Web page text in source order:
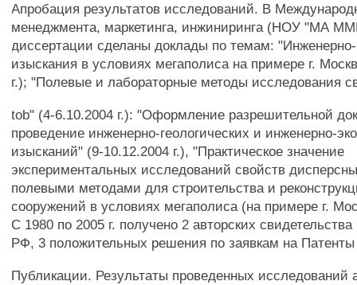
Апробация результатов исследований. В
менеджмента, маркетинга, инжиниринга (НОУ "МА
диссертации сделаны доклады по темам: "Инженерно-
изыскания в условиях мегаполиса на примере г.
г.); "Полевые и лабораторные методы исследования
tob" (4-6.10.2004 г.): "Оформление разрешительной
проведение инженерно-геологических и инженерно-
изысканий" (9-10.12.2004 г.), "Практическое значение
экспериментальных исследований свойств
полевыми методами для строительства и
сооружений в условиях мегаполиса (на примере г.
С 1980 по 2005 г. получено 2 авторских
РФ, 3 положительных решения по заявкам на
Публикации. Результаты проведенных исследований